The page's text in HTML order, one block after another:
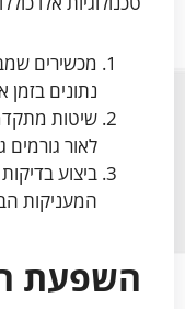
מכשירים
נתונים בזמן
שיטות
לאור גורמים
ביצוע
המעניקות
השפעת